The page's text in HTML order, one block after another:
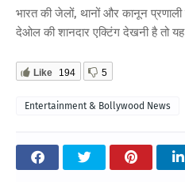
भारत की जेलों, थानों और कानून
देओल की शानदार एक्टिंग देखनी है तो
Like 194 5
Entertainment & Bollywood News